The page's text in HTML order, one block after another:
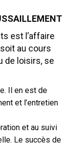
est l’affaire
au cours
de loisirs, se
Il en est de
et l’entretien
et au suivi
Le succès de